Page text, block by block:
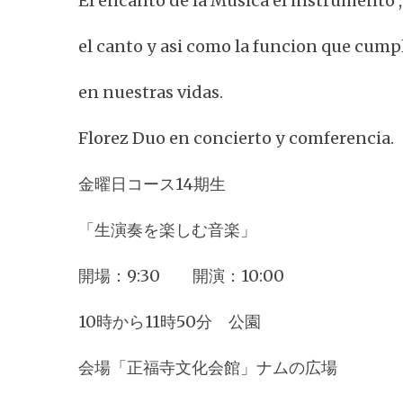
el canto y asi como la funcion que
en nuestras vidas.
Florez Duo en concierto y comferencia.
金曜日コース14期生
「生演奏を楽しむ音楽」
開場：9:30 開演：10:00
10時から11時50分 公園
会場「正福寺文化会館」ナムの広場